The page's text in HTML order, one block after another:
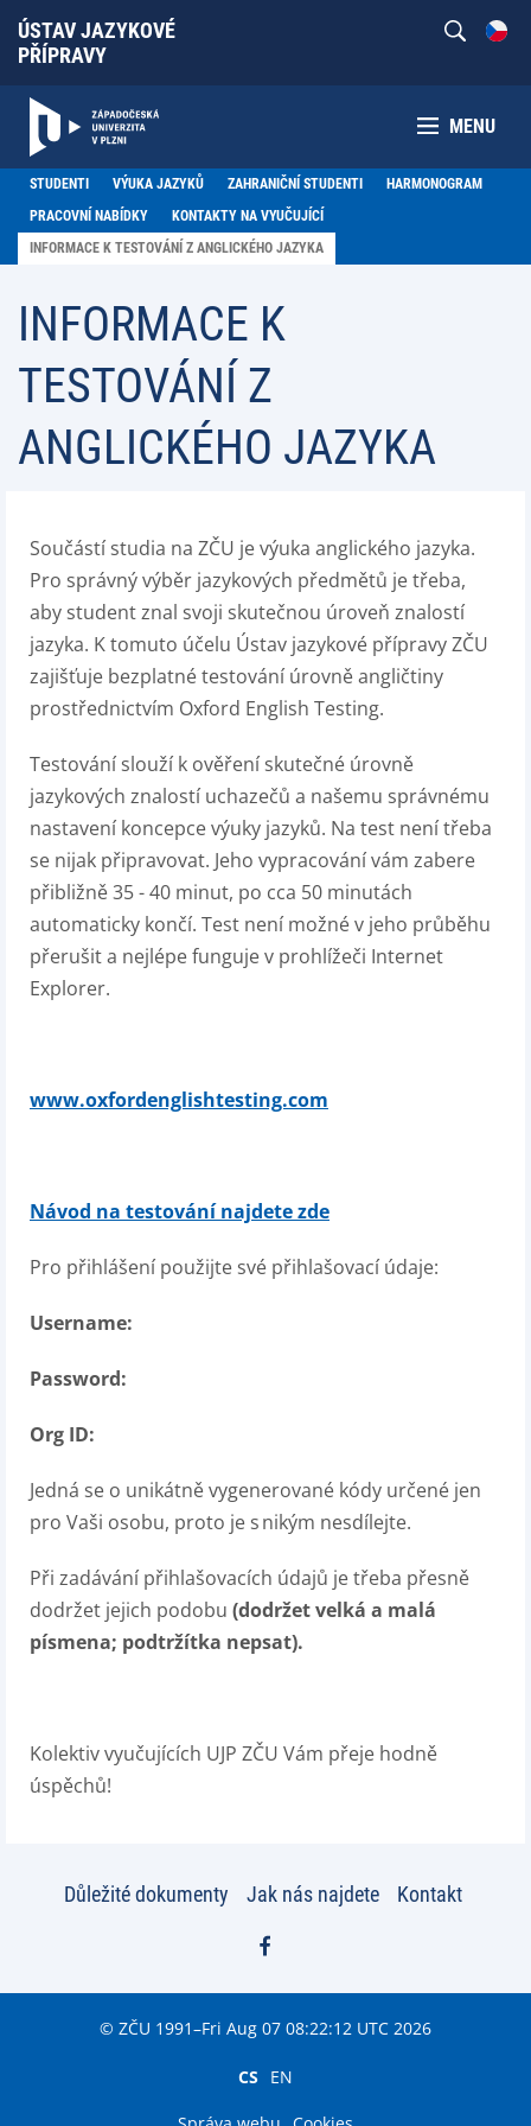
ÚSTAV JAZYKOVÉ
PŘÍPRAVY
MENU
STUDENTI VÝUKA JAZYKŮ ZAHRANIČNÍ STUDENTI
HARMONOGRAM
PRACOVNÍ NABÍDKY
KONTAKTY NA VYUČUJÍCÍ
INFORMACE K TESTOVÁNÍ Z ANGLICKÉHO JAZYKA
INFORMACE K
TESTOVÁNÍ Z
ANGLICKÉHO JAZYKA
Součástí studia na ZČU je výuka anglického jazyka.
Pro správný výběr jazykových předmětů je třeba,
aby student znal svoji skutečnou úroveň znalostí
jazyka. K tomuto účelu Ústav jazykové přípravy ZČU
zajišťuje bezplatné testování úrovně angličtiny
prostřednictvím Oxford English Testing.
Testování slouží k ověření skutečné úrovně
jazykových znalostí uchazečů a našemu správnému
nastavení koncepce výuky jazyků. Na test není třeba
se nijak připravovat. Jeho vypracování vám zabere
přibližně 35 - 40 minut, po cca 50 minutách
automaticky končí. Test není možné v jeho průběhu
přerušit a nejlépe funguje v prohlížeči Internet
Explorer.
www.oxfordenglishtesting.com
Návod na testování najdete zde
Pro přihlášení použijte své přihlašovací údaje:
Username:
Password:
Org ID:
Jedná se o unikátně vygenerované kódy určené jen
pro Vaši osobu, proto je s nikým nesdílejte.
Při zadávání přihlašovacích údajů je třeba přesně
dodržet jejich podobu (dodržet velká a malá
písmena; podtržítka nepsat).
Kolektiv vyučujících UJP ZČU Vám přeje hodně
úspěchů!
Důležité dokumenty Jak nás najdete Kontakt
© ZČU 1991–Fri Aug 07 08:22:12 UTC 2026
CS EN